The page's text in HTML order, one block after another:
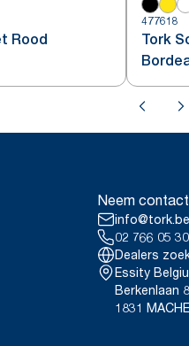
Rood
477618
Tork
Neem
info@tork.be
02 766 05 30
Dealers
Essity
Berkenlaan
1831